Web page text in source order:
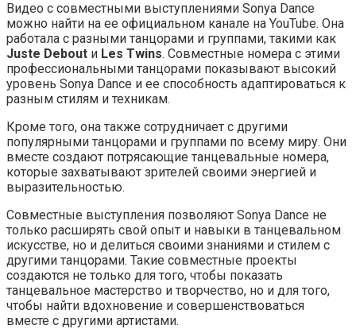
Видео с совместными выступлениями Sonya Dance
можно найти на ее официальном канале на YouTube. Она
работала с разными танцорами и группами, такими как
Juste Debout и Les Twins. Совместные номера с этими
профессиональными танцорами показывают высокий
уровень Sonya Dance и ее способность адаптироваться к
разным стилям и техникам.
Кроме того, она также сотрудничает с другими
популярными танцорами и группами по всему миру. Они
вместе создают потрясающие танцевальные номера,
которые захватывают зрителей своими энергией и
выразительностью.
Совместные выступления позволяют Sonya Dance не
только расширять свой опыт и навыки в танцевальном
искусстве, но и делиться своими знаниями и стилем с
другими танцорами. Такие совместные проекты
создаются не только для того, чтобы показать
танцевальное мастерство и творчество, но и для того,
чтобы найти вдохновение и совершенствоваться
вместе с другими артистами.